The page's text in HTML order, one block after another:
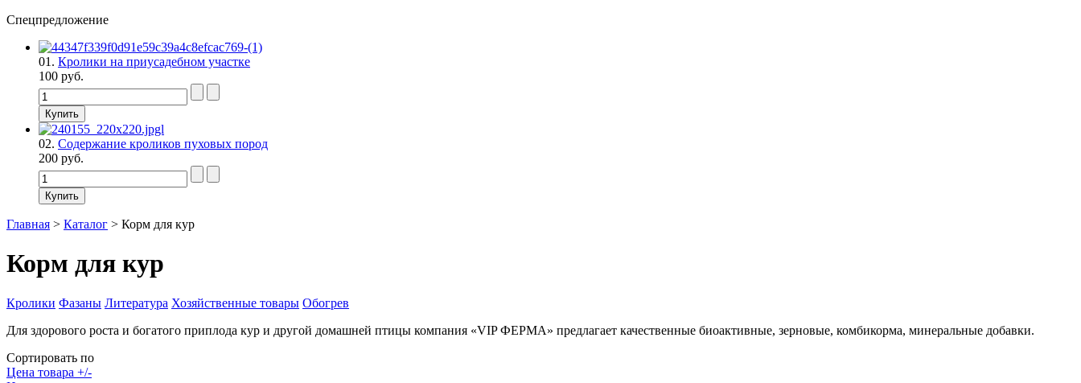
Спецпредложение
01. Кролики на приусадебном участке
100 руб.
02. Содержание кроликов пуховых пород
200 руб.
Главная > Каталог > Корм для кур
Корм для кур
Кролики Фазаны Литература Хозяйственные товары Обогрев
Для здорового роста и богатого приплода кур и другой домашней птицы компания «VIP ФЕРМА» предлагает качественные биоактивные, зерновые, комбикорма, минеральные добавки.
Сортировать по
Цена товара +/-